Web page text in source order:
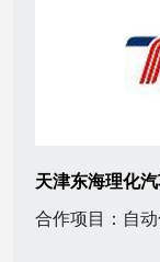
天津东海理化
合作项目：自